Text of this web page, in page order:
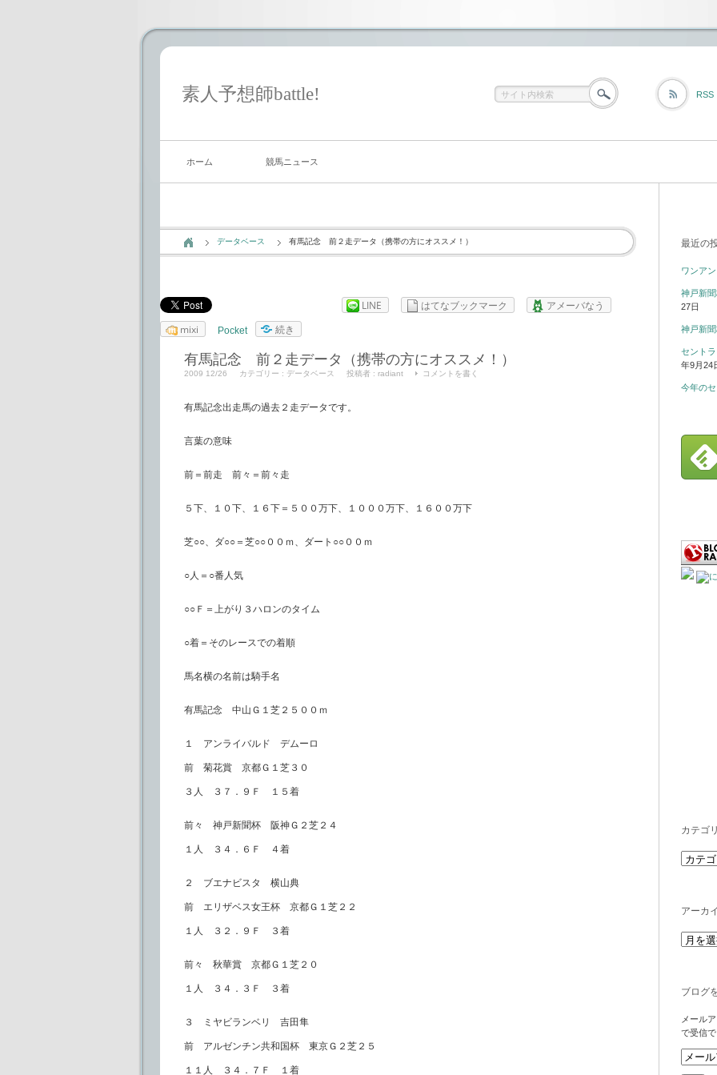
素人予想師battle! RSS
ホーム 競馬ニュース
データベース 有馬記念 前２走データ（携帯の方にオススメ！）
LINE はてなブックマーク
アメーバなう
mixi
Pocket 続き
有馬記念 前２走データ（携帯の方にオススメ！）
2009 12/26 カテゴリー : データベース 投稿者 : radiant コメントを書く
有馬記念出走馬の過去２走データです。
言葉の意味
前＝前走 前々＝前々走
５下、１０下、１６下＝５００万下、１０００万下、１６００万下
芝○○、ダ○○＝芝○○００ｍ、ダート○○００ｍ
○人＝○番人気
○○Ｆ＝上がり３ハロンのタイム
○着＝そのレースでの着順
馬名横の名前は騎手名
有馬記念 中山Ｇ１芝２５００ｍ
１ アンライバルド デムーロ
前 菊花賞 京都Ｇ１芝３０
３人 ３７．９Ｆ １５着
前々 神戸新聞杯 阪神Ｇ２芝２４
１人 ３４．６Ｆ ４着
２ ブエナビスタ 横山典
前 エリザベス女王杯 京都Ｇ１芝２２
１人 ３２．９Ｆ ３着
前々 秋華賞 京都Ｇ１芝２０
１人 ３４．３Ｆ ３着
３ ミヤビランベリ 吉田隼
前 アルゼンチン共和国杯 東京Ｇ２芝２５
１１人 ３４．７Ｆ １着
最近の
ワンア
神戸新
27日
神戸新
セント
年9月24
今年の
カテゴ
アーカ
ブログ
メール
で受信で